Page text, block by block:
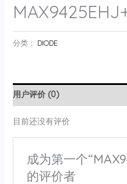
分类： DIODE
用户评价 (0)
目前还没有评价
成为第一个
的评价者